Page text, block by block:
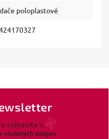
poloplastové
súhlasíte s
osobných údajov